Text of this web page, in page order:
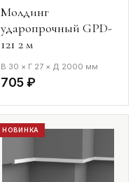
Молдинг
ударопрочный GPD-
121 2 м
В 30 × Г 27 × Д 2000 мм
705 ₽
НОВИНКА